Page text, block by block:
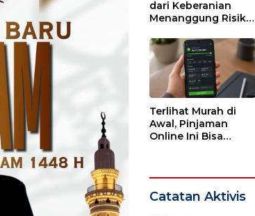
dari Keberanian
Menanggung Risiko,
dari Kesendirian
Terlihat Murah di
Awal, Pinjaman
Online Ini Bisa
Catatan Aktivis